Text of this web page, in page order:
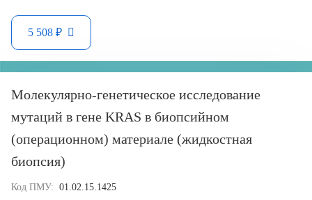
5 508 ₽
Молекулярно-генетическое исследование
мутаций в гене KRAS в биопсийном
(операционном) материале (жидкостная
биопсия)
Код ПМУ: 01.02.15.1425